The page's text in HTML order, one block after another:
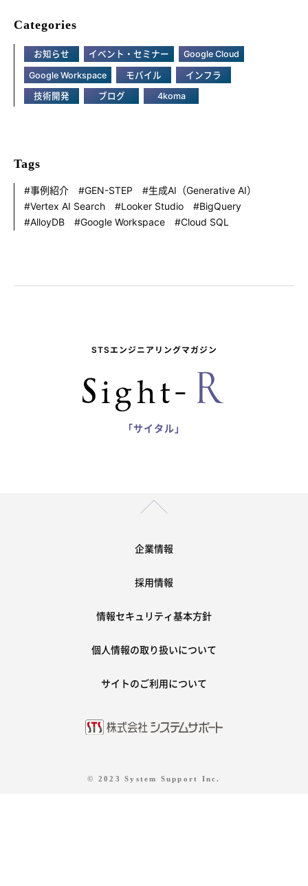
Categories
お知らせ イベント・セミナー Google Cloud
Google Workspace モバイル インフラ
技術開発 ブログ 4koma
Tags
事例紹介 GEN-STEP
生成AI（Generative AI）
Vertex AI Search
Looker Studio
BigQuery
AlloyDB
Google Workspace Cloud SQL
STSエンジニアリングマガジン
「サイタル」
企業情報
採用情報
情報セキュリティ基本方針
個人情報の取り扱いについて
サイトのご利用について
© 2023 System Support Inc.